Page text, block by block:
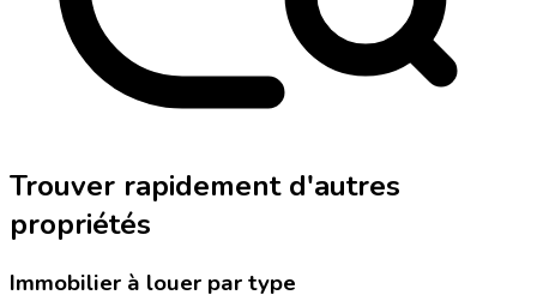
Trouver rapidement d'autres
propriétés
Immobilier à louer par type